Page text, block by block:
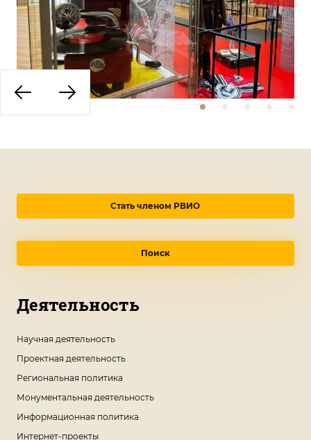
Стать членом РВИО
Поиск
Деятельность
Научная деятельность
Проектная деятельность
Региональная политика
Монументальная деятельность
Информационная политика
Интернет-проекты